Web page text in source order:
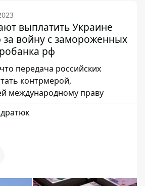
выплатить Украине
войну с замороженных
рф
передача российских
контрмерой,
международному праву